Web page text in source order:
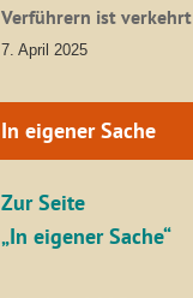
Verführern ist verkehrt
7. April 2025
In eigener Sache
Zur Seite
„In eigener Sache“